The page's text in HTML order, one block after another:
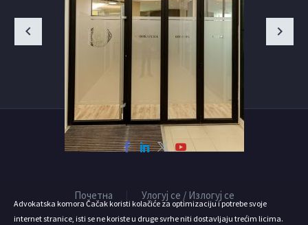
Почетна Улогуј се / Излогуј се
Advokatska komora Čačak koristi kolačiće za optimizaciju i potrebe svoje
internet stranice, isti se ne koriste u druge svrhe niti dostavljaju trećim licima.